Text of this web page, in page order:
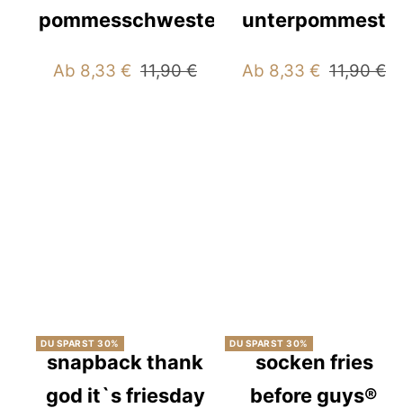
pommesschwester
Angebotspreis
Ab 8,33 € Regulärer
11,90 €
unterpommest
Angebotspreis
Ab 8,33 € 11,90 €
DU SPARST 30%
snapback thank
god it`s friesday
DU SPARST 30%
socken fries
before guys®